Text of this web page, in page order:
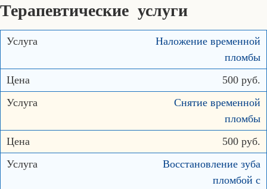
Терапевтические услуги
Наложение временной
пломбы
500 руб.
Снятие временной
пломбы
500 руб.
Восстановление зуба
пломбой с